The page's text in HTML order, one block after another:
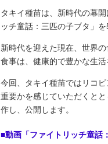
タキイ種苗は、新時代の幕
ッチ童話：三匹の子ブタ」
新時代を迎えた現在、世界
食事は、健康的で豊かな生
今回、タキイ種苗ではリコ
重要かを感じていただくと
作し、公開します。
■動画「ファイトリッチ童話